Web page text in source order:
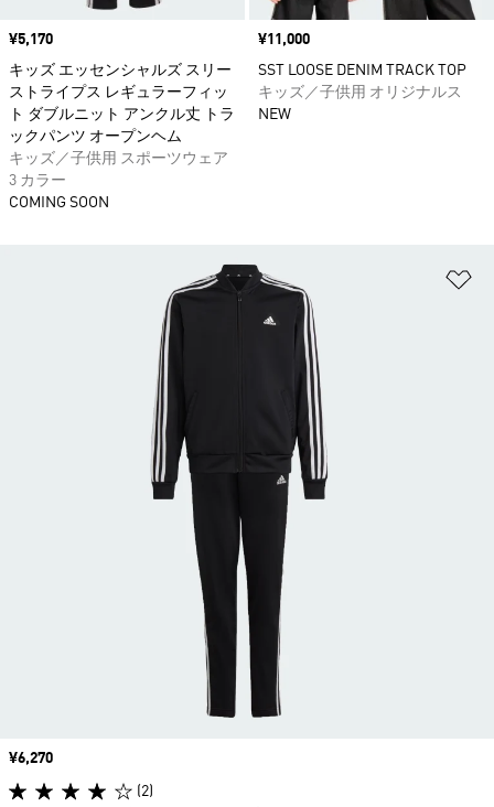
価格
¥5,170
キッズ エッセンシャルズ スリー
ストライプス レギュラーフィッ
ト ダブルニット アンクル丈 トラ
ックパンツ オープンヘム
キッズ／子供用 スポーツウェア
3 カラー
COMING SOON
価格
¥11,000
SST LOOSE DENIM TRACK TOP
キッズ／子供用 オリジナルス
NEW
価格
¥6,270
(2)